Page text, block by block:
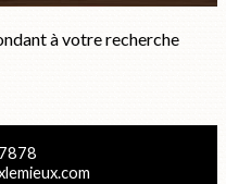
à votre recherche